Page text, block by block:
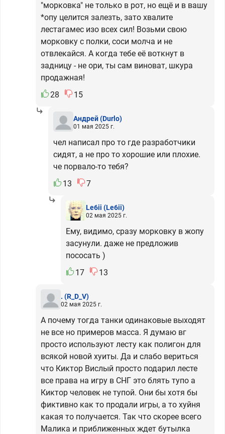
"морковка" не только в рот, но ещё и в вашу
*опу целится залезть, зато хвалите
лестагамес изо всех сил! Возьми свою
морковку с полки, соси молча и не
отвлекайся. А когда тебе её воткнут в
задницу - не ори, ты сам виноват, шкура
продажная!
28
15
Андрей(Durlo)
01 мая 2025 г.
чел написал про то где разработчики
сидят, а не про то хорошие или плохие.
че порвало-то тебя?
13
7
Le6ii (Le6ii)
02 мая 2025 г.
Ему, видимо, сразу морковку в жопу
засунули. даже не предложив
пососать )
17
13
. (R_D_V)
02 мая 2025 г.
А почему тогда танки одинаковые выходят
не все но примеров масса. Я думаю вг
просто используют лесту как полигон для
всякой новой хуиты. Да и слабо вериться
что Киктор Вислый просто подарил лесте
все права на игру в СНГ это блять тупо а
Киктор человек не тупой. Они бы хотя бы
фиктивно как то продали игры, а то хуйня
какая то получается. Так что скорее всего
Малика и приближенных ждет бутылка